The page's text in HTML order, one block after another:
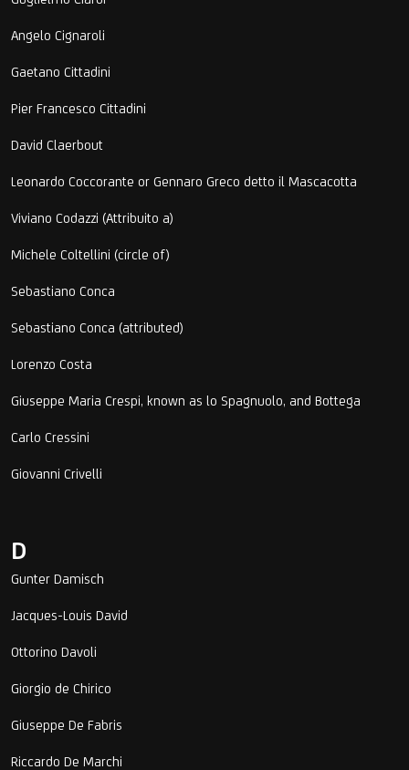
Angelo Cignaroli
Gaetano Cittadini
Pier Francesco Cittadini
David Claerbout
Leonardo Coccorante or Gennaro Greco detto il Mascacotta
Viviano Codazzi (Attribuito a)
Michele Coltellini (circle of)
Sebastiano Conca
Sebastiano Conca (attributed)
Lorenzo Costa
Giuseppe Maria Crespi, known as lo Spagnuolo, and Bottega
Carlo Cressini
Giovanni Crivelli
D
Gunter Damisch
Jacques-Louis David
Ottorino Davoli
Giorgio de Chirico
Giuseppe De Fabris
Riccardo De Marchi